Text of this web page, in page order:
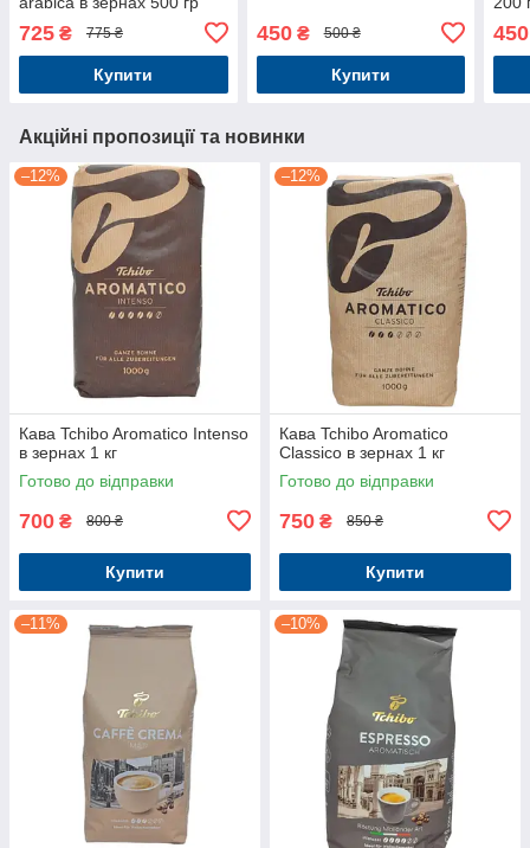
725 ₴ 775 ₴
Купити
450₴ 500 ₴
Купити
450
Акційні пропозиції та новинки
–12%
Кава Tchibo Aromatico Intenso
в зернах 1 кг
Готово до відправки
700 ₴ 800 ₴
Купити
–12%
Кава Tchibo Aromatico
Classico в зернах 1 кг
Готово до відправки
750 ₴ 850 ₴
Купити
–11% –10%